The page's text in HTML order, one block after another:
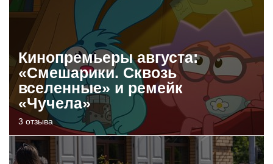
Кинопремьеры августа:
«Смешарики. Сквозь
вселенные» и ремейк
«Чучела»
3 отзыва